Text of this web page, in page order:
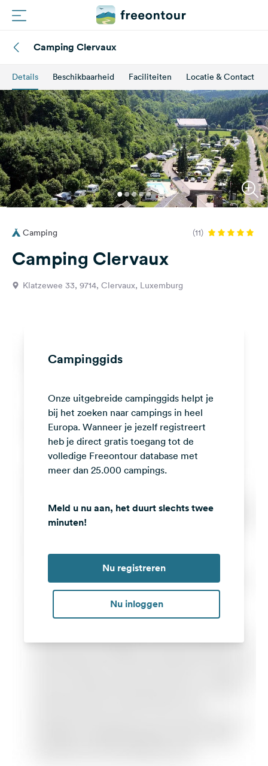
Routes
Campings
Magazine
Partners
Registreren
Inloggen
Vragen &
media
Facebook
Instagram
Camping Clervaux
Details Beschikbaarheid Faciliteiten Locatie & Contact
Camping (11)
Camping Clervaux
Klatzewee 33, 9714, Clervaux, Luxemburg
Campinggids
Onze uitgebreide campinggids helpt je
bij het zoeken naar campings in heel
Europa. Wanneer je jezelf registreert
heb je direct gratis toegang tot de
volledige Freeontour database met
meer dan 25.000 campings.
Meld u nu aan, het duurt slechts twee
minuten!
Nu registreren
Nu inloggen